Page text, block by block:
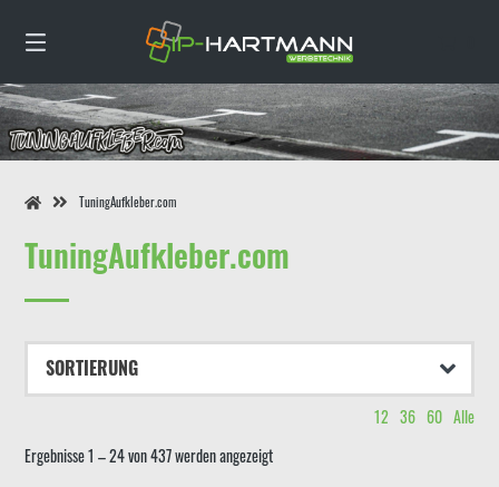
Inhalt
TuningAufkleber.com
TuningAufkleber.com
Ergebnisse 1 – 24 von 437 werden angezeigt
12 36 60 Alle